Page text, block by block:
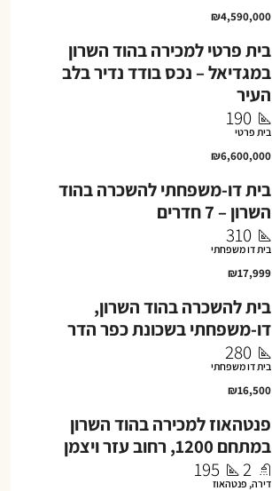
₪4,590,000
בית פרטי למכירה בהוד השרון
במגדיאל – נכס בודד נדיר בלב
העיר
190
בית פרטי
₪6,600,000
בית דו-משפחתי להשכרה בהוד
השרון – 7 חדרים
310
בית דו משפחתי
₪17,999
בית להשכרה בהוד השרון,
דו-משפחתי בשכונת כפר הדר
280
בית דו משפחתי
₪16,500
פנטהאוז למכירה בהוד השרון
במתחם 1200, רחוב עזר ויצמן
2
195
דירה, פנטהאוז